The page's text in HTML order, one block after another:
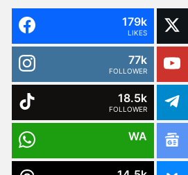
179k
LIKES
77k
FOLLOWER
18.5k
FOLLOWER
WA